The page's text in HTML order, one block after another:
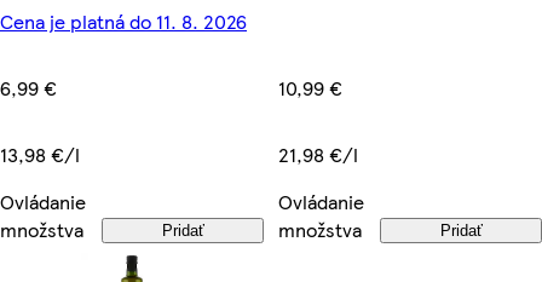
Cena je platná do 11. 8. 2026
6,99 €
13,98 €/l
Ovládanie
množstva
Pridať
10,99 €
21,98 €/l
Ovládanie
množstva
Pridať